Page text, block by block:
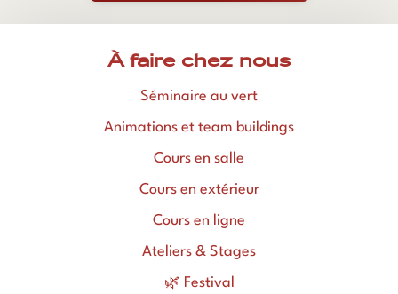
À faire chez nous
Séminaire au vert
Animations et team buildings
Cours en salle
Cours en extérieur
Cours en ligne
Ateliers & Stages
🌿 Festival